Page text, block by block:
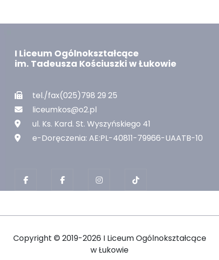
I Liceum Ogólnokształcące
im. Tadeusza Kościuszki w Łukowie
tel./fax(025)798 29 25
liceumkos@o2.pl
ul. Ks. Kard. St. Wyszyńskiego 41
e-Doręczenia: AE:PL-40811-79966-UAATB-10
Copyright © 2019-2026 I Liceum Ogólnokształcące
w Łukowie